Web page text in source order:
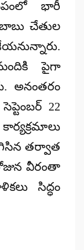
భారీ
చేతుల
పైగా
అనంతరం
22
తర్వాత
వీరంతా
సిద్ధం